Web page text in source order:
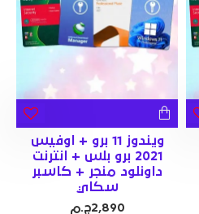
ويندوز 11 برو + اوفيس
2021 برو بلس + انترنت
داونلود منجر + كاسبر
سكاي
2,890ج.م